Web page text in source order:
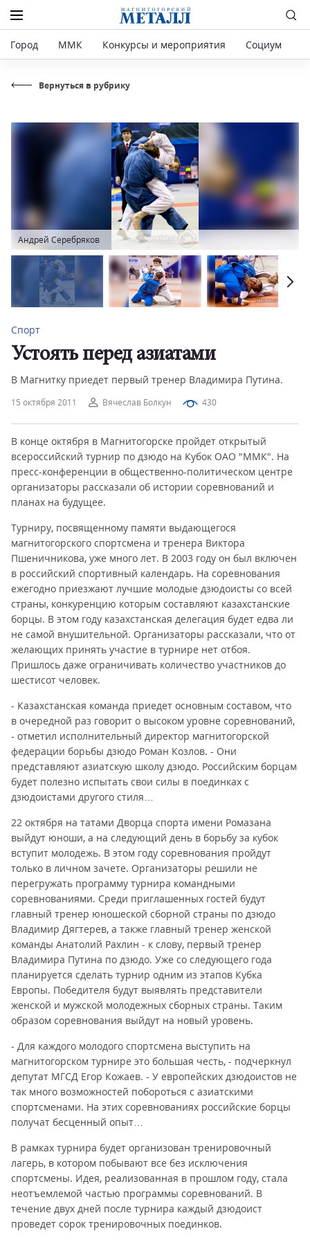
Город ММК Конкурсы и мероприятия Социум
Вернуться в рубрику
15 октября 2011 Вячеслав Болкун 430
Спорт
Устоять перед азиатами
В Магнитку приедет первый тренер Владимира Путина.
Андрей Серебряков
В конце октября в Магнитогорске пройдет открытый
всероссийский турнир по дзюдо на Кубок ОАО "ММК". На
пресс-конференции в общественно-политическом центре
организаторы рассказали об истории соревнований и
планах на будущее.
Турниру, посвященному памяти выдающегося
магнитогорского спортсмена и тренера Виктора
Пшеничникова, уже много лет. В 2003 году он был включен
в российский спортивный календарь. На соревнования
ежегодно приезжают лучшие молодые дзюдоисты со всей
страны, конкуренцию которым составляют казахстанские
борцы. В этом году казахстанская делегация будет едва ли
не самой внушительной. Организаторы рассказали, что от
желающих принять участие в турнире нет отбоя.
Пришлось даже ограничивать количество участников до
шестисот человек.
- Казахстанская команда приедет основным составом, что
в очередной раз говорит о высоком уровне соревнований,
- отметил исполнительный директор магнитогорской
федерации борьбы дзюдо Роман Козлов. - Они
представляют азиатскую школу дзюдо. Российским борцам
будет полезно испытать свои силы в поединках с
дзюдоистами другого стиля…
22 октября на татами Дворца спорта имени Ромазана
выйдут юноши, а на следующий день в борьбу за кубок
вступит молодежь. В этом году соревнования пройдут
только в личном зачете. Организаторы решили не
перегружать программу турнира командными
соревнованиями. Среди приглашенных гостей будут
главный тренер юношеской сборной страны по дзюдо
Владимир Дягтерев, а также главный тренер женской
команды Анатолий Рахлин - к слову, первый тренер
Владимира Путина по дзюдо. Уже со следующего года
планируется сделать турнир одним из этапов Кубка
Европы. Победителя будут выявлять представители
женской и мужской молодежных сборных страны. Таким
образом соревнования выйдут на новый уровень.
- Для каждого молодого спортсмена выступить на
магнитогорском турнире это большая честь, - подчеркнул
депутат МГСД Егор Кожаев. - У европейских дзюдоистов не
так много возможностей побороться с азиатскими
спортсменами. На этих соревнованиях российские борцы
получат бесценный опыт…
В рамках турнира будет организован тренировочный
лагерь, в котором побывают все без исключения
спортсмены. Идея, реализованная в прошлом году, стала
неотъемлемой частью программы соревнований. В
течение двух дней после турнира каждый дзюдоист
проведет сорок тренировочных поединков.